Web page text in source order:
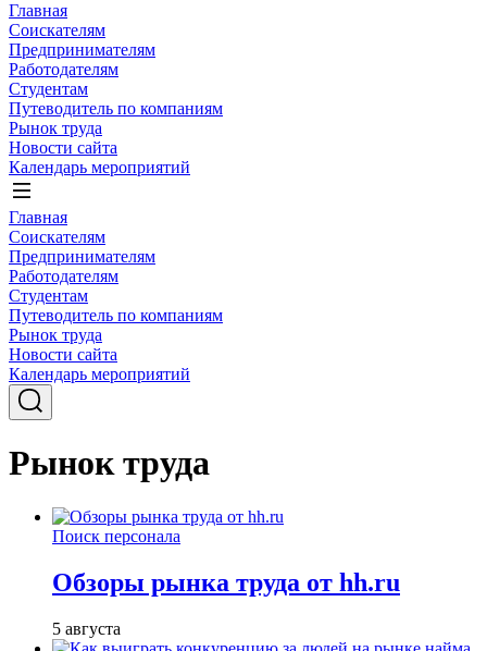
Главная
Соискателям
Предпринимателям
Работодателям
Студентам
Путеводитель по компаниям
Рынок труда
Новости сайта
Календарь мероприятий
Главная
Соискателям
Предпринимателям
Работодателям
Студентам
Путеводитель по компаниям
Рынок труда
Новости сайта
Календарь мероприятий
Рынок труда
Поиск персонала
Обзоры рынка труда от hh.ru
5 августа